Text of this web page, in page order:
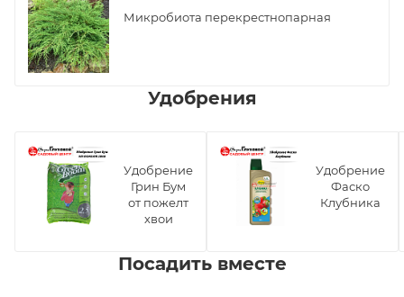
Микробиота перекрестнопарная
Удобрения
Удобрение
Грин Бум
от пожелт
хвои
Удобрение
Фаско
Клубника
Посадить вместе